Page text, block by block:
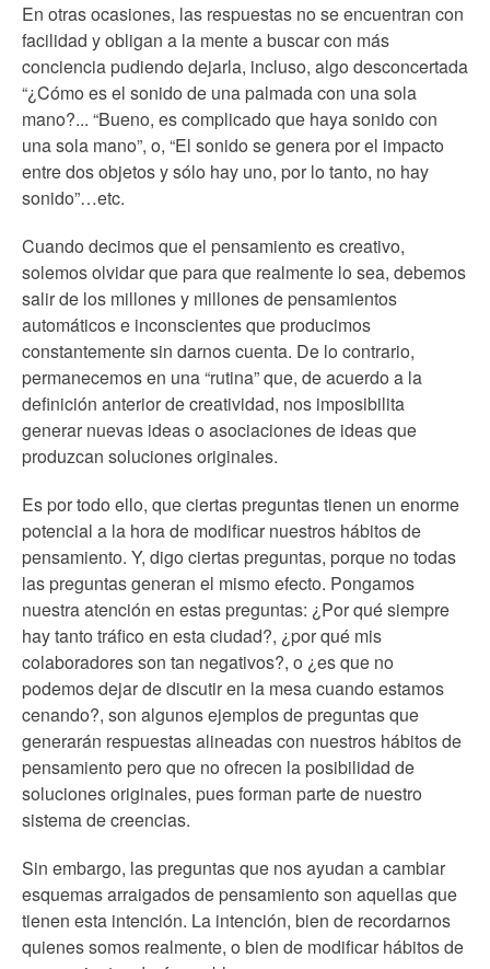
En otras ocasiones, las respuestas no se encuentran con
facilidad y obligan a la mente a buscar con más
conciencia pudiendo dejarla, incluso, algo desconcertada
“¿Cómo es el sonido de una palmada con una sola
mano?... “Bueno, es complicado que haya sonido con
una sola mano”, o, “El sonido se genera por el impacto
entre dos objetos y sólo hay uno, por lo tanto, no hay
sonido”…etc.
Cuando decimos que el pensamiento es creativo,
solemos olvidar que para que realmente lo sea, debemos
salir de los millones y millones de pensamientos
automáticos e inconscientes que producimos
constantemente sin darnos cuenta. De lo contrario,
permanecemos en una “rutina” que, de acuerdo a la
definición anterior de creatividad, nos imposibilita
generar nuevas ideas o asociaciones de ideas que
produzcan soluciones originales.
Es por todo ello, que ciertas preguntas tienen un enorme
potencial a la hora de modificar nuestros hábitos de
pensamiento. Y, digo ciertas preguntas, porque no todas
las preguntas generan el mismo efecto. Pongamos
nuestra atención en estas preguntas: ¿Por qué siempre
hay tanto tráfico en esta ciudad?, ¿por qué mis
colaboradores son tan negativos?, o ¿es que no
podemos dejar de discutir en la mesa cuando estamos
cenando?, son algunos ejemplos de preguntas que
generarán respuestas alineadas con nuestros hábitos de
pensamiento pero que no ofrecen la posibilidad de
soluciones originales, pues forman parte de nuestro
sistema de creencias.
Sin embargo, las preguntas que nos ayudan a cambiar
esquemas arraigados de pensamiento son aquellas que
tienen esta intención. La intención, bien de recordarnos
quienes somos realmente, o bien de modificar hábitos de